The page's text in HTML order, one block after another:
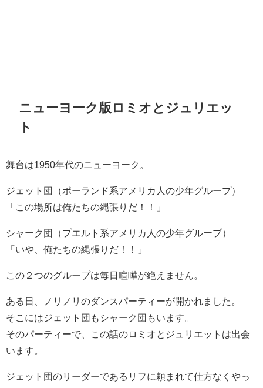
ニューヨーク版ロミオとジュリエッ
ト
舞台は1950年代のニューヨーク。
ジェット団（ポーランド系アメリカ人の少年グループ）
「この場所は俺たちの縄張りだ！！」
シャーク団（プエルト系アメリカ人の少年グループ）
「いや、俺たちの縄張りだ！！」
この２つのグループは毎日喧嘩が絶えません。
ある日、ノリノリのダンスパーティーが開かれました。
そこにはジェット団もシャーク団もいます。
そのパーティーで、この話のロミオとジュリエットは出会
います。
ジェット団のリーダーであるリフに頼まれて仕方なくやっ